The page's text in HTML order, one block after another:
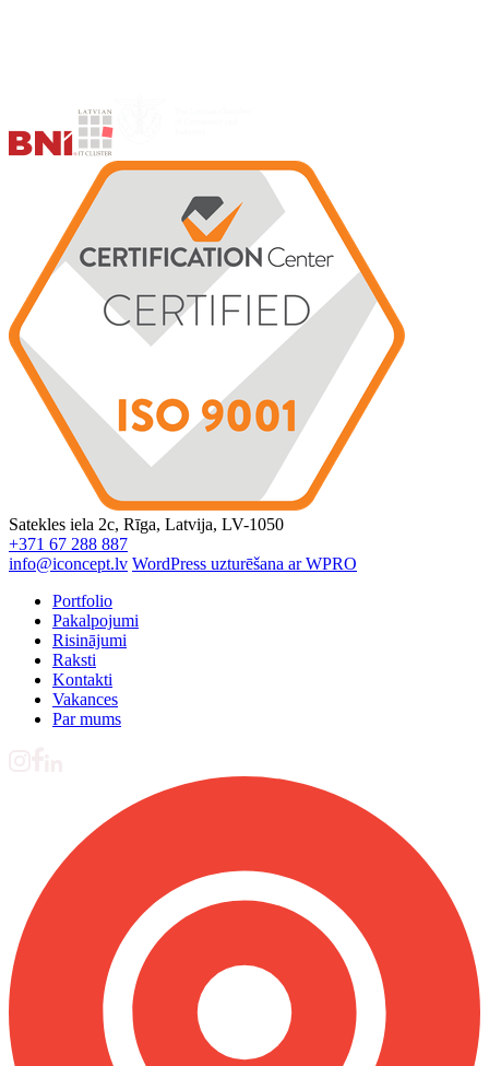
Satekles iela 2c, Rīga, Latvija, LV-1050
+371 67 288 887
info@iconcept.lv WordPress uzturēšana ar WPRO
Portfolio
Pakalpojumi
Risinājumi
Raksti
Kontakti
Vakances
Par mums